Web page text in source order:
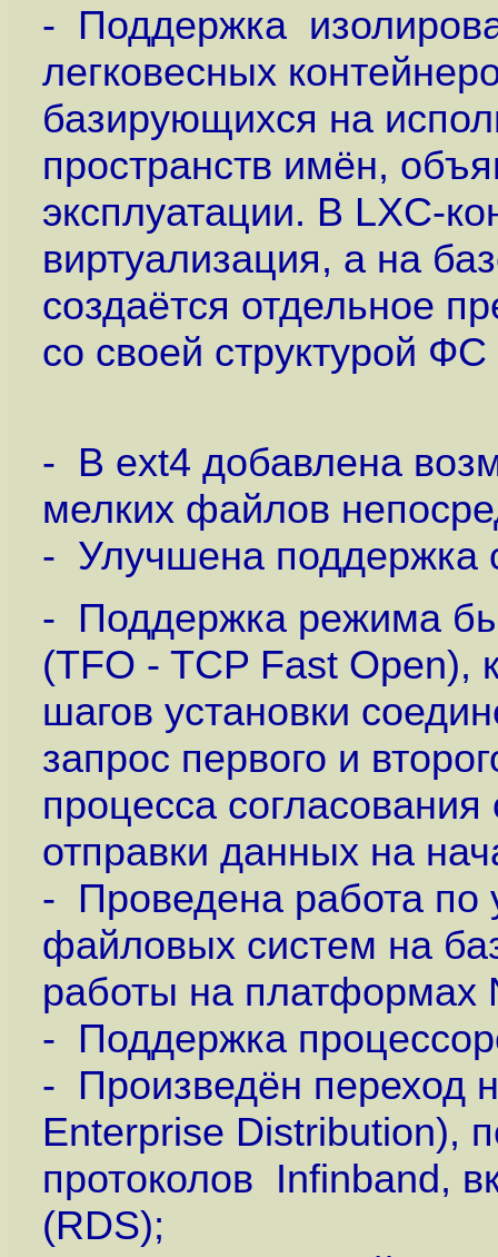
- Поддержка
легковесных
базирующихся на
пространств имён,
эксплуатации. В LXC-
виртуализация, а на
создаётся отдельное
со своей структурой
- В ext4 добавлена
мелких файлов
- Улучшена поддержка
- Поддержка режима
(TFO - TCP Fast Open),
шагов установки
запрос первого и
процесса
отправки данных на
- Проведена работа по
файловых систем на
работы на платформах
- Поддержка
- Произведён переход
Enterprise Distribution),
протоколов Infinband,
(RDS);